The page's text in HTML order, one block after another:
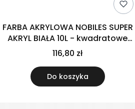
FARBA AKRYLOWA NOBILES SUPER
AKRYL BIAŁA 10L - kwadratowe
opakowanie
116,80 zł
Do koszyka